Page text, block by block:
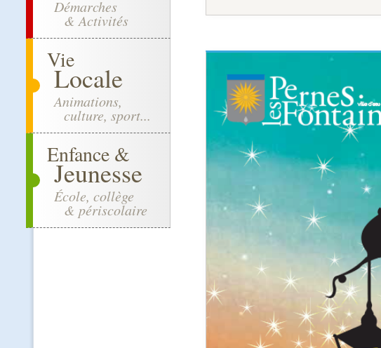
Démarches
& Activités
Vie
Locale
Animations,
culture, sport...
Enfance &
Jeunesse
École, collège
& périscolaire